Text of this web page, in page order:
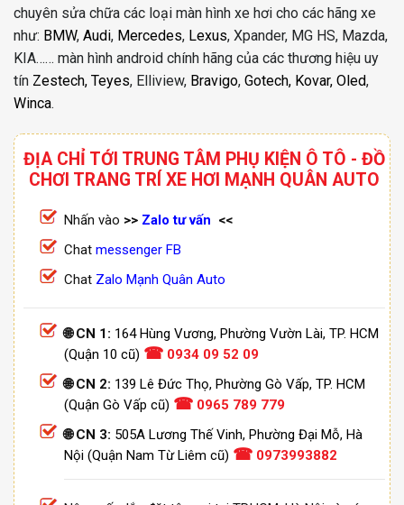
chuyên sửa chữa các loại màn hình xe hơi cho các hãng xe
như: BMW, Audi, Mercedes, Lexus, Xpander, MG HS, Mazda,
KIA…… màn hình android chính hãng của các thương hiệu uy
tín Zestech, Teyes, Elliview, Bravigo, Gotech, Kovar, Oled,
Winca.
ĐỊA CHỈ TỚI TRUNG TÂM PHỤ KIỆN Ô TÔ - ĐỒ
CHƠI TRANG TRÍ XE HƠI MẠNH QUÂN AUTO
Nhấn vào >> Zalo tư vấn <<
Chat messenger FB
Chat Zalo Mạnh Quân Auto
🌐 CN 1: 164 Hùng Vương, Phường Vườn Lài, TP. HCM
(Quận 10 cũ) ☎ 0934 09 52 09
🌐 CN 2: 139 Lê Đức Thọ, Phường Gò Vấp, TP. HCM
(Quận Gò Vấp cũ) ☎ 0965 789 779
🌐 CN 3: 505A Lương Thế Vinh, Phường Đại Mỗ, Hà
Nội (Quận Nam Từ Liêm cũ) ☎ 0973993882